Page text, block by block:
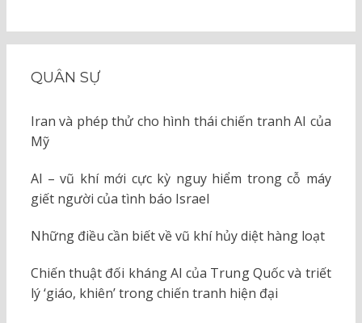
QUÂN SỰ
Iran và phép thử cho hình thái chiến tranh AI của
Mỹ
AI – vũ khí mới cực kỳ nguy hiểm trong cỗ máy
giết người của tình báo Israel
Những điều cần biết về vũ khí hủy diệt hàng loạt
Chiến thuật đối kháng AI của Trung Quốc và triết
lý ‘giáo, khiên’ trong chiến tranh hiện đại